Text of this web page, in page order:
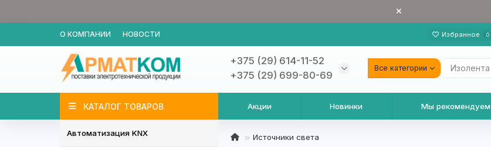
О КОМПАНИИ НОВОСТИ Избранное 0
Все категории
+375 (29) 614-11-52
+375 (29) 699-80-69
КАТАЛОГ ТОВАРОВ
Автоматизация KNX
Акции Новинки Мы рекомендуем
Источники света